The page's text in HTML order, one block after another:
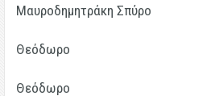
Μαυροδημητράκη Σπύρο
4.
Θεόδωρο
5.
Θεόδωρο